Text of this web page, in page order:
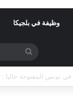
وظيفة في بلجيكا